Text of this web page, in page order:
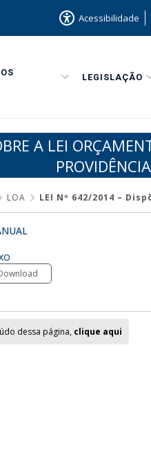
Acessibilidade
LEGISLAÇÃO
A LEI
LOA LEI Nº 642/2014 –
dessa página, clique aqui